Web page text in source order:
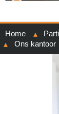
Home
Ons kantoor